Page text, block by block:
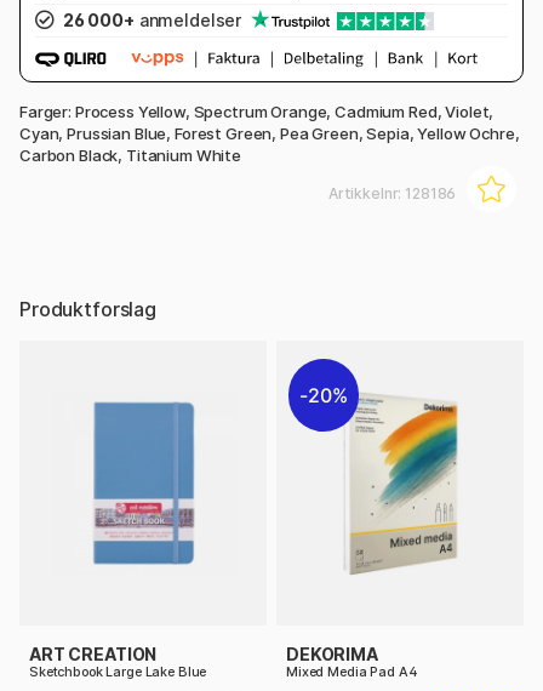
26 000+ anmeldelser
Farger: Process Yellow, Spectrum Orange, Cadmium Red, Violet,
Cyan, Prussian Blue, Forest Green, Pea Green, Sepia, Yellow Ochre,
Carbon Black, Titanium White
Artikkelnr: 128186
Produktforslag
ART CREATION
Sketchbook Large Lake Blue
20%
DEKORIMA
Mixed Media Pad A4